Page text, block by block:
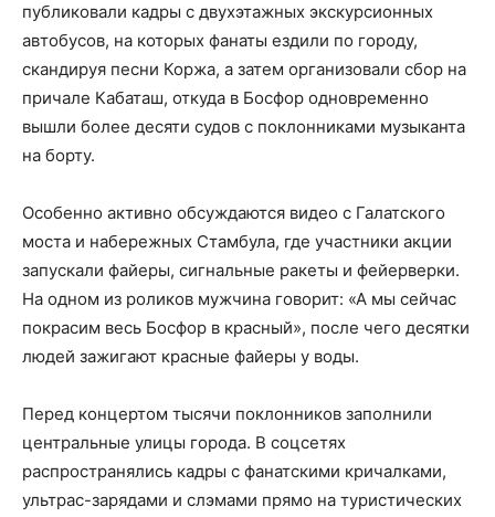
публиковали кадры с двухэтажных экскурсионных
автобусов, на которых фанаты ездили по городу,
скандируя песни Коржа, а затем организовали сбор на
причале Кабаташ, откуда в Босфор одновременно
вышли более десяти судов с поклонниками музыканта
на борту.
Особенно активно обсуждаются видео с Галатского
моста и набережных Стамбула, где участники акции
запускали файеры, сигнальные ракеты и фейерверки.
На одном из роликов мужчина говорит: «А мы сейчас
покрасим весь Босфор в красный», после чего десятки
людей зажигают красные файеры у воды.
Перед концертом тысячи поклонников заполнили
центральные улицы города. В соцсетях
распространялись кадры с фанатскими кричалками,
ультрас-зарядами и слэмами прямо на туристических